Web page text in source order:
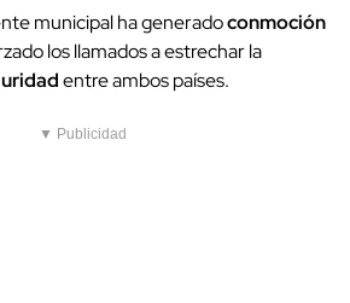
municipal ha generadoconmoción
los llamados a estrechar la
entre ambos países.
▼ Publicidad